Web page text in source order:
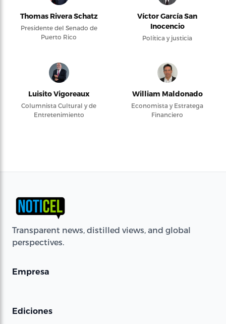
Thomas Rivera Schatz
Presidente del Senado de
Puerto Rico
Víctor García San
Inocencio
Política y justicia
Luisito Vigoreaux
Columnista Cultural y de
Entretenimiento
William Maldonado
Economista y Estratega
Financiero
Transparent news, distilled views, and global
perspectives.
Empresa
Ediciones